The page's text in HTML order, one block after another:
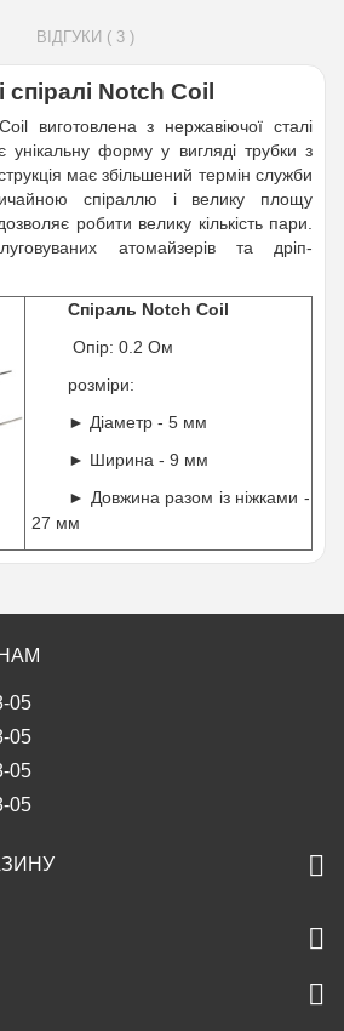
ВІДГУКИ ( 3 )
спіралі Notch Coil
виготовлена з нержавіючої сталі
форму у вигляді трубки з
має збільшений термін служби
спіраллю і велику площу
робити велику кількість пари.
атомайзерів та дріп-
Спіраль Notch Coil
Опір: 0.2 Ом
розміри:
► Діаметр - 5 мм
► Ширина - 9 мм
► Довжина разом із ніжками -
27 мм
05
05
05
05